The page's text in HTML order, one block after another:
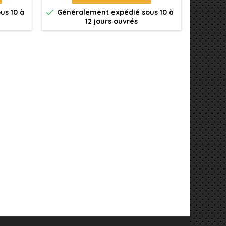
10 à
 Généralement expédié sous 10 à
12 jours ouvrés
